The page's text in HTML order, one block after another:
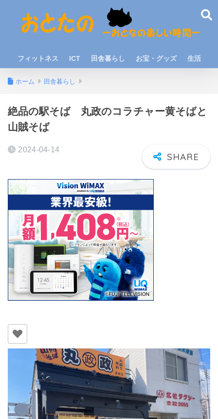
フィットネス ICT 田舎暮らし お宝・グッズ 生活
ホーム 田舎暮らし
絶品の駅そば 丸政のコラチャー黄そばと
山賊そば
2024-04-14